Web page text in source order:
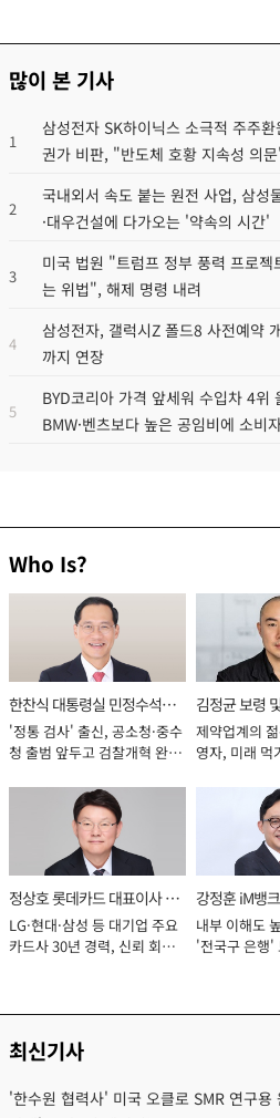
많이 본 기사
1
삼성전자 SK하이닉스 소극적 주주
권가 비판, "반도체 호황 지속성 의
2
국내외서 속도 붙는 원전 사업, 삼성
·대우건설에 다가오는 '약속의 시간'
3
미국 법원 "트럼프 정부 풍력 프로젝
는 위법", 해제 명령 내려
4
삼성전자, 갤럭시Z 폴드8 사전예약
까지 연장
5
BYD코리아 가격 앞세워 수입차 4위
BMW·벤츠보다 높은 공임비에 소비
Who Is?
한찬식 대통령실 민정수석비
서관
'정통 검사' 출신, 공소청·중수
청 출범 앞두고 검찰개혁 완수
김정균 보령
표이사 사장
제약업계의
영자, 미래 먹
정상호 롯데카드 대표이사 사
장
LG·현대·삼성 등 대기업 주요
카드사 30년 경력, 신뢰 회복
강정훈 iM뱅
내부 이해도
'전국구 은행'
최신기사
'한수원 협력사' 미국 오클로 SMR 연구용